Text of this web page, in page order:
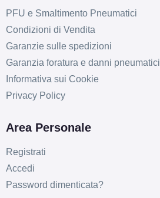
PFU e Smaltimento Pneumatici
Condizioni di Vendita
Garanzie sulle spedizioni
Garanzia foratura e danni pneumatici
Informativa sui Cookie
Privacy Policy
Area Personale
Registrati
Accedi
Password dimenticata?